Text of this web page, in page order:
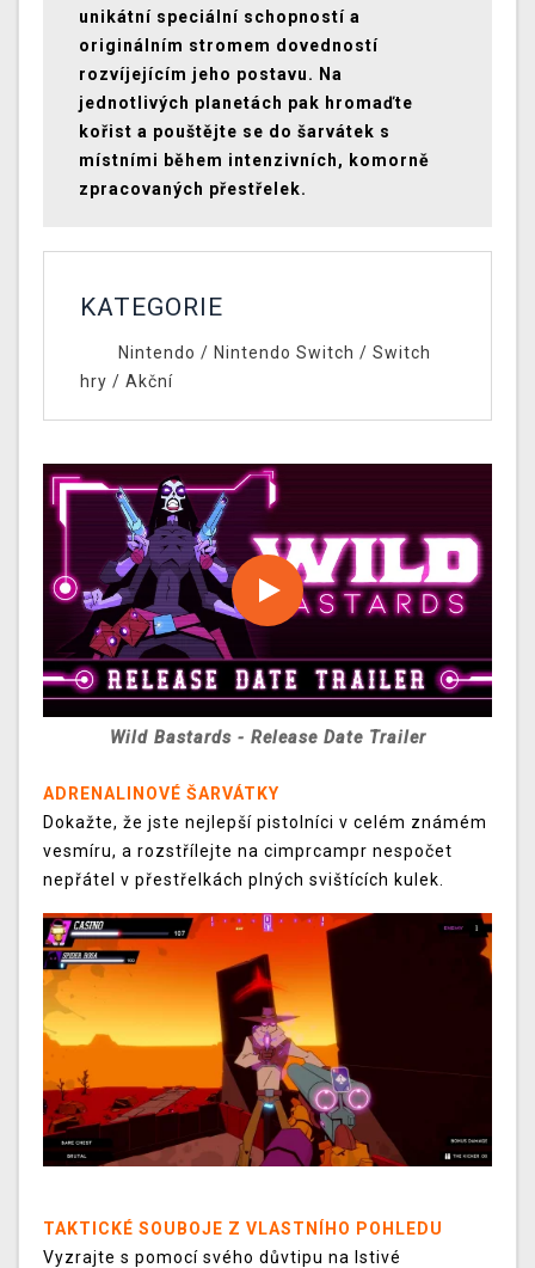
unikátní speciální schopností a
originálním stromem dovedností
rozvíjejícím jeho postavu. Na
jednotlivých planetách pak hromaďte
kořist a pouštějte se do šarvátek s
místními během intenzivních, komorně
zpracovaných přestřelek.
KATEGORIE
Nintendo / Nintendo Switch / Switch
hry / Akční
Wild Bastards - Release Date Trailer
ADRENALINOVÉ ŠARVÁTKY
Dokažte, že jste nejlepší pistolníci v celém známém
vesmíru, a rozstřílejte na cimprcampr nespočet
nepřátel v přestřelkách plných svištících kulek.
TAKTICKÉ SOUBOJE Z VLASTNÍHO POHLEDU
Vyzrajte s pomocí svého důvtipu na lstivé